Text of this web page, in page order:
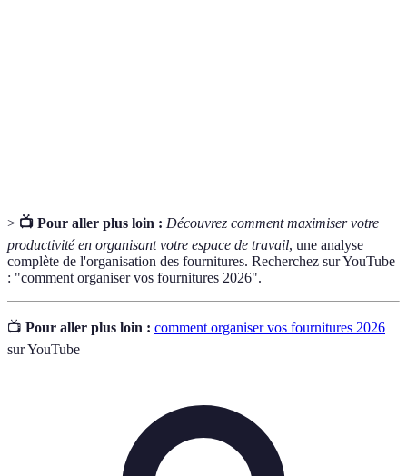
> 📺 Pour aller plus loin : Découvrez comment maximiser votre
productivité en organisant votre espace de travail, une analyse
complète de l'organisation des fournitures. Recherchez sur YouTube
: "comment organiser vos fournitures 2026".
📺 Pour aller plus loin : comment organiser vos fournitures 2026
sur YouTube